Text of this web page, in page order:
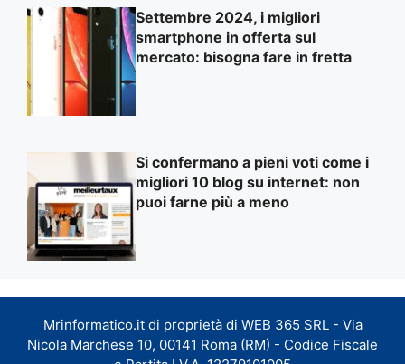
Settembre 2024, i migliori
smartphone in offerta sul
mercato: bisogna fare in fretta
Si confermano a pieni voti come i
migliori 10 blog su internet: non
puoi farne più a meno
Mrinformatico.it di proprietà di WEB 365 SRL - Via
Nicola Marchese 10, 00141 Roma (RM) - Codice Fiscale